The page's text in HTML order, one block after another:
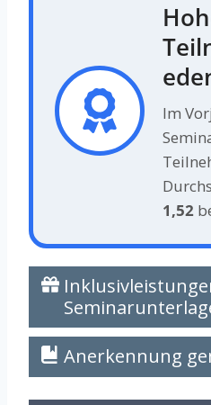
Im
1,52
Anerkennung